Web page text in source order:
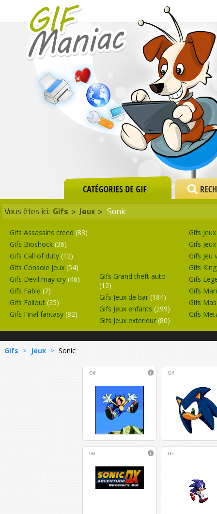
Vous êtes ici: Gifs > Jeux > Sonic
Gifs Assassins creed (83)
Gifs Bioshock (36)
Gifs Call of duty (12)
Gifs Console jeux (54)
Gifs Devil may cry (46)
Gifs Fable (7)
Gifs Fallout (25)
Gifs Final fantasy (82)
Gifs Grand theft auto
(12)
Gifs Jeux de bar (184)
Gifs Jeux enfants (299)
Gifs Jeux exterieur (80)
Gifs
Gifs
Gifs Jeu
Gifs
Gifs
Gifs
Gifs
Gifs
Gifs > Jeux > Sonic
Gif Gif
Gif Gif